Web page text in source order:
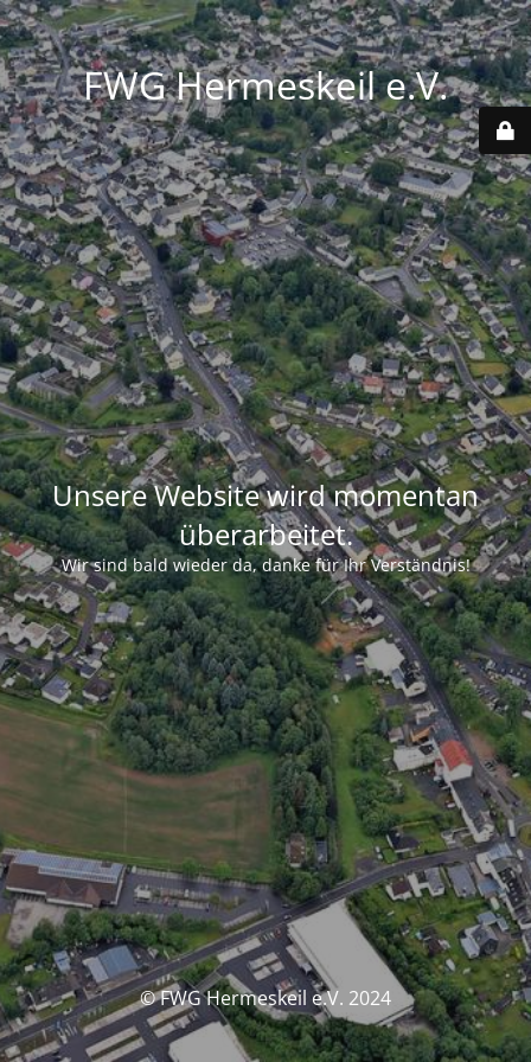
FWG Hermeskeil e.V.
Unsere Website wird momentan
überarbeitet.
Wir sind bald wieder da, danke für Ihr Verständnis!
© FWG Hermeskeil e.V. 2024